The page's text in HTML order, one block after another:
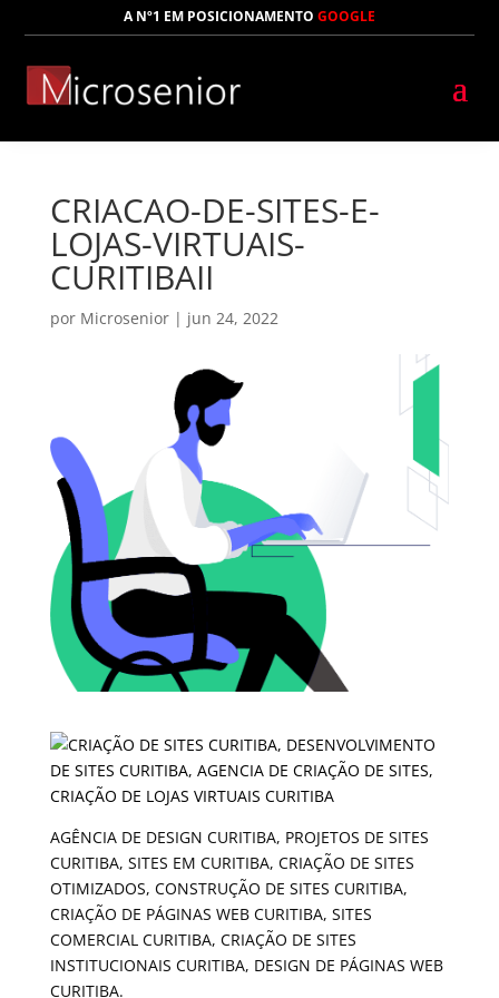
A Nº1 EM POSICIONAMENTO GOOGLE
CRIACAO-DE-SITES-E-
LOJAS-VIRTUAIS-
CURITIBAII
por Microsenior| jun 24, 2022
AGÊNCIA DE DESIGN CURITIBA, PROJETOS DE SITES
CURITIBA, SITES EM CURITIBA, CRIAÇÃO DE SITES
OTIMIZADOS, CONSTRUÇÃO DE SITES CURITIBA,
CRIAÇÃO DE PÁGINAS WEB CURITIBA, SITES
COMERCIAL CURITIBA, CRIAÇÃO DE SITES
INSTITUCIONAIS CURITIBA, DESIGN DE PÁGINAS WEB
CURITIBA.